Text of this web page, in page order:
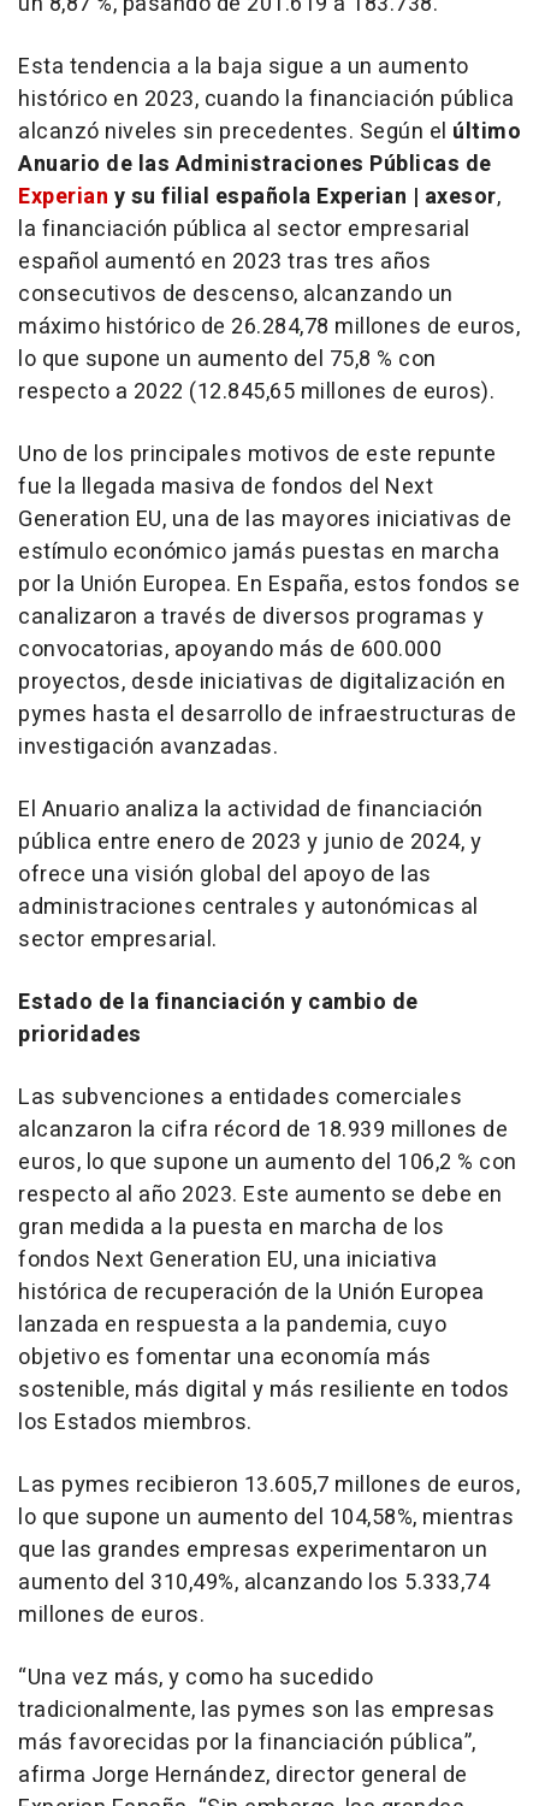
Esta tendencia a la baja sigue a un aumento
histórico en 2023, cuando la financiación pública
alcanzó niveles sin precedentes. Según el último
Anuario de las Administraciones Públicas de
Experian y su filial española Experian | axesor,
la financiación pública al sector empresarial
español aumentó en 2023 tras tres años
consecutivos de descenso, alcanzando un
máximo histórico de 26.284,78 millones de euros,
lo que supone un aumento del 75,8 % con
respecto a 2022 (12.845,65 millones de euros).
Uno de los principales motivos de este repunte
fue la llegada masiva de fondos del Next
Generation EU, una de las mayores iniciativas de
estímulo económico jamás puestas en marcha
por la Unión Europea. En España, estos fondos se
canalizaron a través de diversos programas y
convocatorias, apoyando más de 600.000
proyectos, desde iniciativas de digitalización en
pymes hasta el desarrollo de infraestructuras de
investigación avanzadas.
El Anuario analiza la actividad de financiación
pública entre enero de 2023 y junio de 2024, y
ofrece una visión global del apoyo de las
administraciones centrales y autonómicas al
sector empresarial.
Estado de la financiación y cambio de
prioridades
Las subvenciones a entidades comerciales
alcanzaron la cifra récord de 18.939 millones de
euros, lo que supone un aumento del 106,2 % con
respecto al año 2023. Este aumento se debe en
gran medida a la puesta en marcha de los
fondos Next Generation EU, una iniciativa
histórica de recuperación de la Unión Europea
lanzada en respuesta a la pandemia, cuyo
objetivo es fomentar una economía más
sostenible, más digital y más resiliente en todos
los Estados miembros.
Las pymes recibieron 13.605,7 millones de euros,
lo que supone un aumento del 104,58%, mientras
que las grandes empresas experimentaron un
aumento del 310,49%, alcanzando los 5.333,74
millones de euros.
“Una vez más, y como ha sucedido
tradicionalmente, las pymes son las empresas
más favorecidas por la financiación pública”,
afirma Jorge Hernández, director general de